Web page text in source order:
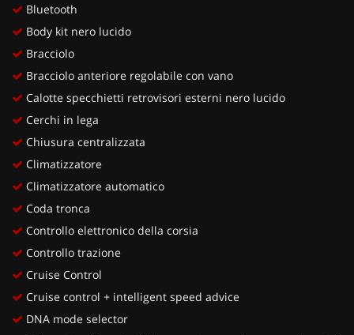
Bluetooth
Body kit nero lucido
Bracciolo
Bracciolo anteriore regolabile con vano
Calotte specchietti retrovisori esterni nero lucido
Cerchi in lega
Chiusura centralizzata
Climatizzatore
Climatizzatore automatico
Coda tronca
Controllo elettronico della corsia
Controllo trazione
Cruise Control
Cruise control + intelligent speed advice
DNA mode selector